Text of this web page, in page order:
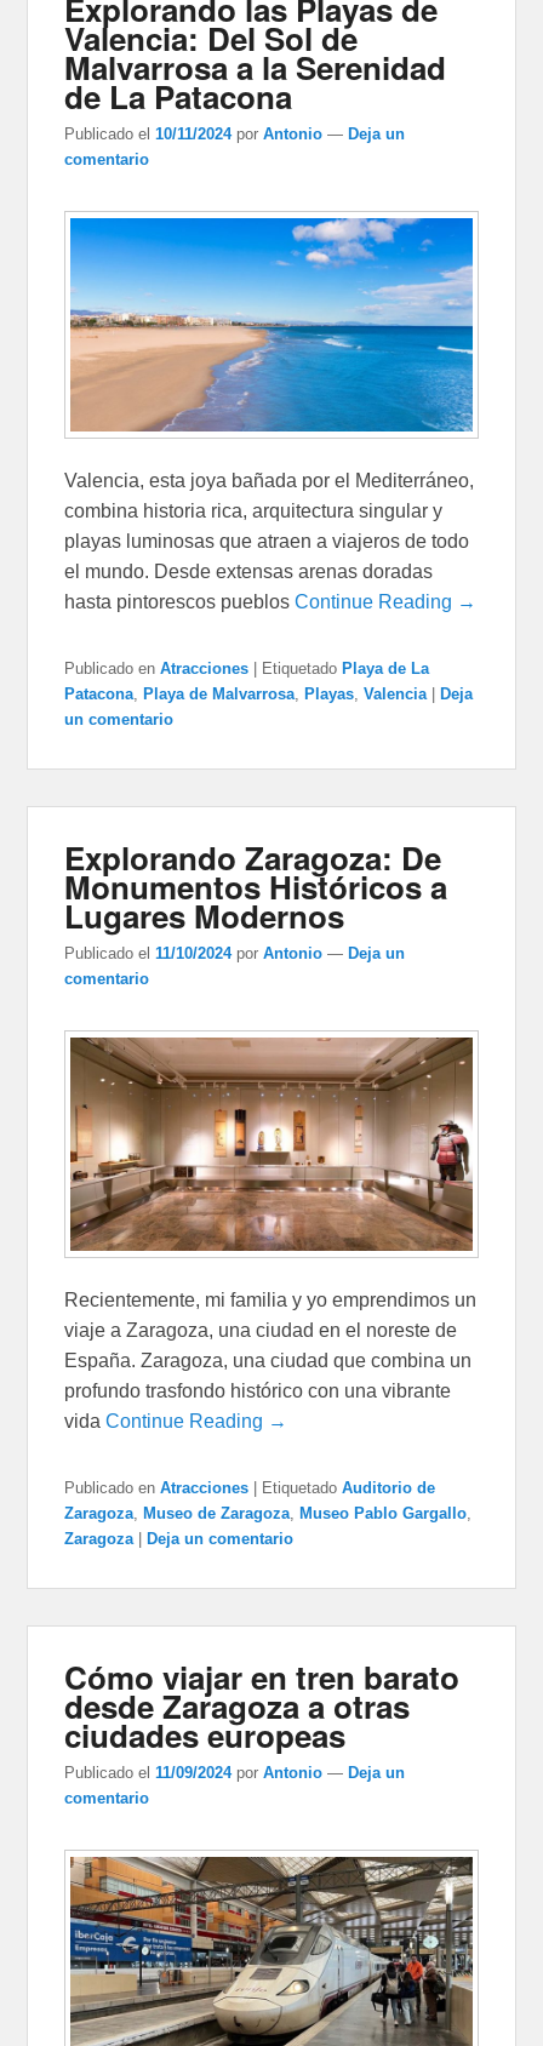
Valencia: Del Sol de
Malvarrosa a la Serenidad
de La Patacona
Publicado el 10/11/2024 porAntonio —Deja un
comentario
Valencia, esta joya bañada por el Mediterráneo,
combina historia rica, arquitectura singular y
playas luminosas que atraen a viajeros de todo
el mundo. Desde extensas arenas doradas
hasta pintorescos pueblosContinue Reading →
Publicado en Atracciones Etiquetado Playa de La
Patacona
Playa de Malvarrosa Playas ,Valencia
Deja
un comentario
Explorando Zaragoza: De
Monumentos Históricos a
Lugares Modernos
Publicado el 11/10/2024 porAntonio —Deja un
comentario
Recientemente, mi familia y yo emprendimos un
viaje a Zaragoza, una ciudad en el noreste de
España. Zaragoza, una ciudad que combina un
profundo trasfondo histórico con una vibrante
vidaContinue Reading →
Publicado en Atracciones Etiquetado Auditorio de
Zaragoza
Museo de Zaragoza Museo Pablo Gargallo
Zaragoza
Deja un comentario
Cómo viajar en tren barato
desde Zaragoza a otras
ciudades europeas
Publicado el 11/09/2024 porAntonio — Deja un
comentario